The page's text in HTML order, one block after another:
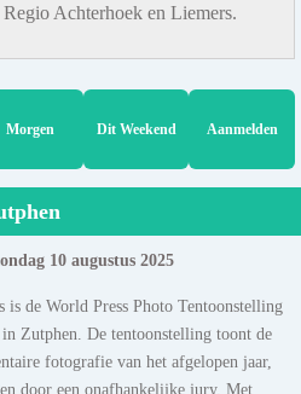
Achterhoek en Liemers.
Morgen Dit Weekend Aanmelden
10 augustus 2025
de World Press Photo Tentoonstelling
Zutphen. De tentoonstelling toont de
fotografie van het afgelopen jaar,
door een onafhankelijke jury. Met